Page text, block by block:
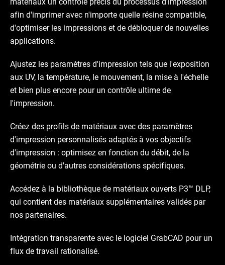
afin d'imprimer avec n'importe quelle résine compatible,
d'optimiser les impressions et de débloquer de nouvelles
applications.
Ajustez les paramètres d'impression tels que l'exposition
aux UV, la température, le mouvement, la mise à l'échelle
et bien plus encore pour un contrôle ultime de
l'impression.
Créez des profils de matériaux avec des paramètres
d'impression personnalisés adaptés à vos objectifs
d'impression : optimisez en fonction du débit, de la
géométrie ou d'autres considérations spécifiques.
Accédez à la bibliothèque de matériaux ouverts P3™ DLP,
qui contient des matériaux supplémentaires validés par
nos partenaires.
Intégration transparente avec le logiciel GrabCAD pour un
flux de travail rationalisé.